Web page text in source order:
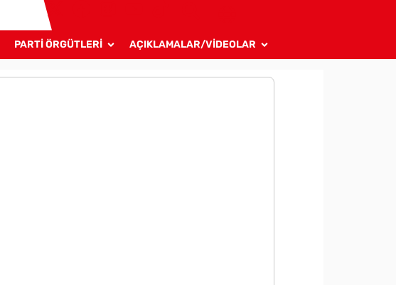
PARTİ ÖRGÜTLERİ AÇIKLAMALAR/VİDEOLAR